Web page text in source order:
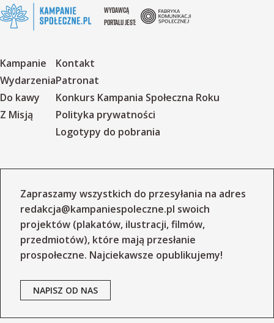
WYDAWCĄ
PORTALU JEST:
Kampanie
Wydarzenia
Do kawy
Z Misją
Kontakt
Patronat
Konkurs Kampania Społeczna Roku
Polityka prywatności
Logotypy do pobrania
Zapraszamy wszystkich do przesyłania na adres
redakcja@kampaniespoleczne.pl swoich
projektów (plakatów, ilustracji, filmów,
przedmiotów), które mają przesłanie
prospołeczne. Najciekawsze opublikujemy!
NAPISZ OD NAS